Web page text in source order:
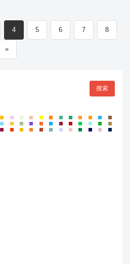
4 5 6 7 8
»
搜索